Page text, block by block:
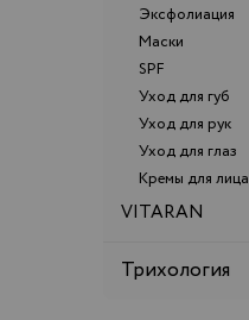
Эксфолиация
Маски
SPF
Уход для губ
Уход для рук
Уход для глаз
Кремы для лица
VITARAN
Трихология